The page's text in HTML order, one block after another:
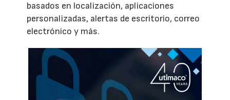
basados en localización, aplicaciones
personalizadas, alertas de escritorio, correo
electrónico y más.